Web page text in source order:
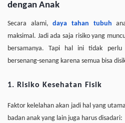
dengan Anak
Secara alami,daya tahan tubuh
maksimal. Jadi ada saja risiko yang
bersamanya. Tapi hal ini tidak
bersenang-senang karena semua bisa
1. Risiko Kesehatan Fisik
Faktor kelelahan akan jadi hal yang
badan anak yang lain juga harus disadari: